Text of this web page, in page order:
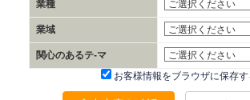
業種
業域
関心のあるテ-マ
お客様情報をブラウザに保存す